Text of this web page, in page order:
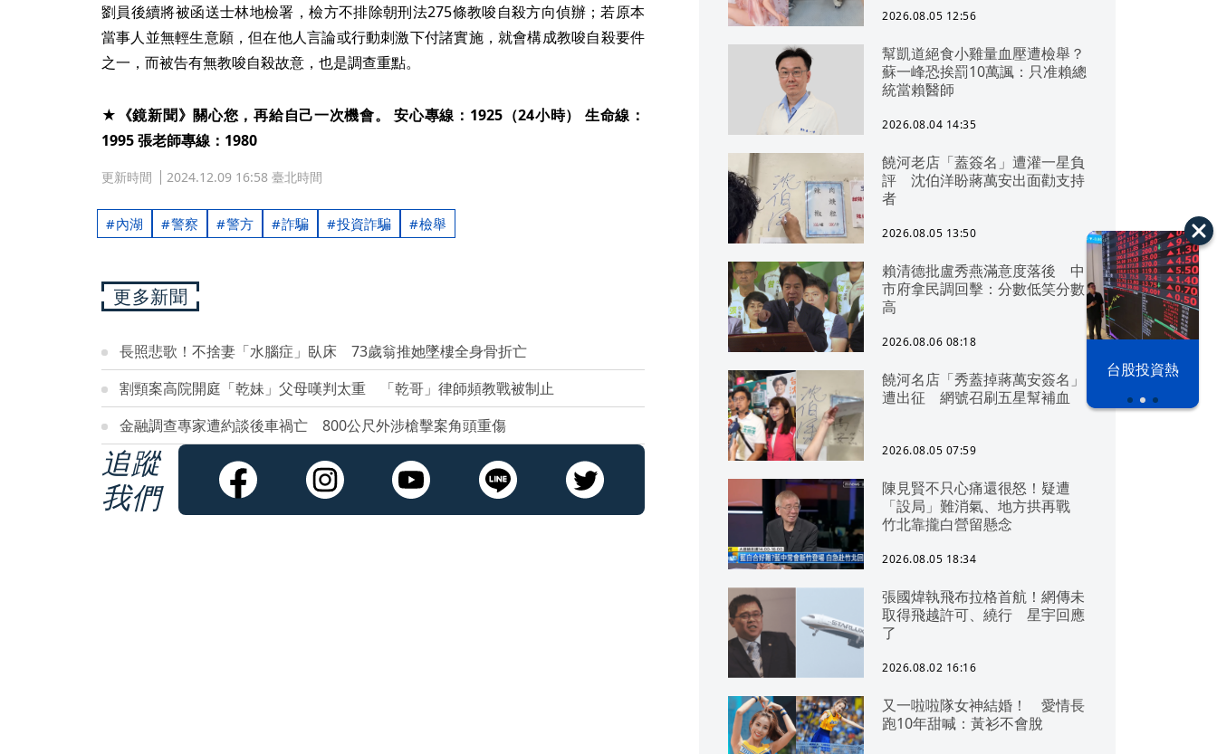
之下
台股投資熱
劉員後續將被函送士林地檢署，檢方不排除朝刑法275條教唆自殺方向偵辦；若原本
當事人並無輕生意願，但在他人言論或行動刺激下付諸實施，就會構成教唆自殺要件
之一，而被告有無教唆自殺故意，也是調查重點。
★《鏡新聞》關心您，再給自己一次機會。 安心專線：1925（24小時） 生命線：
1995 張老師專線：1980
更新時間 2024.12.09 16:58 臺北時間
內湖 警察 警方 詐騙 投資詐騙 檢舉
更多新聞
長照悲歌！不捨妻「水腦症」臥床 73歲翁推她墜樓全身骨折亡
割頸案高院開庭「乾妹」父母嘆判太重 「乾哥」律師頻教戰被制止
金融調查專家遭約談後車禍亡 800公尺外涉槍擊案角頭重傷
追蹤
我們
2026.08.05 12:56
幫凱道絕食小雞量血壓遭檢舉？
蘇一峰恐挨罰10萬諷：只准賴總
統當賴醫師
2026.08.04 14:35
饒河老店「蓋簽名」遭灌一星負
評 沈伯洋盼蔣萬安出面勸支持
者
2026.08.05 13:50
賴清德批盧秀燕滿意度落後 中
市府拿民調回擊：分數低笑分數
高
2026.08.06 08:18
饒河名店「秀蓋掉蔣萬安簽名」
遭出征 網號召刷五星幫補血
2026.08.05 07:59
陳見賢不只心痛還很怒！疑遭
「設局」難消氣、地方拱再戰
竹北靠攏白營留懸念
2026.08.05 18:34
張國煒執飛布拉格首航！網傳未
取得飛越許可、繞行 星宇回應
了
2026.08.02 16:16
又一啦啦隊女神結婚！ 愛情長
跑10年甜喊：黃衫不會脫